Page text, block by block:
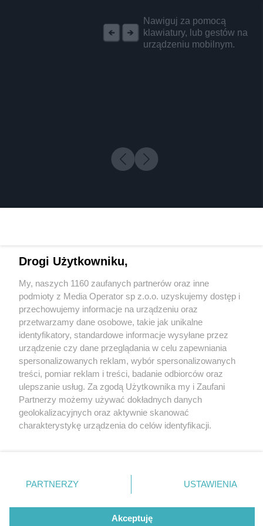
Nawiguj za pomocą
klawiatury, lub gestów na
urządzeniu mobilnym.
1 / 0
Wydawca mediów lokalnych
Nie zapomnij
zapoznać się z:
polityką prywatności
Twojemiasto
Piekary Śląskie
Chorzów
Tarnowskie Góry
Gliwice
Skontakuj sięz nami
Kontakt
Redakcja
Newsletter
Drogi Użytkowniku,
My, naszych 1160 zaufanych partnerów oraz inne
podmioty z Media Operator sp z.o.o. uzyskujemy dostęp i
przechowujemy informacje na urządzeniu oraz
przetwarzamy dane osobowe, takie jak unikalne
identyfikatory, standardowe informacje wysyłane przez
urządzenie czy dane przeglądania w celu zapewniania
spersonalizowanych reklam, wybór spersonalizowanych
treści, pomiar reklam i treści, badanie odbiorców oraz
ulepszanie usług. Za zgodą Użytkownika my i Zaufani
Partnerzy możemy używać dokładnych danych
geolokalizacyjnych oraz aktywnie skanować
charakterystykę urządzenia do celów identyfikacji.
zmienić/wycofać klikając przycisk ustawień prywatności
znajdujący się w lewym dolnym rogu strony
rodzaje przetwarzania danych nie wymagają zgody
użytkownika, ale masz prawo sprzeciwić się takiemu
PARTNERZY USTAWIENIA
Akceptuję